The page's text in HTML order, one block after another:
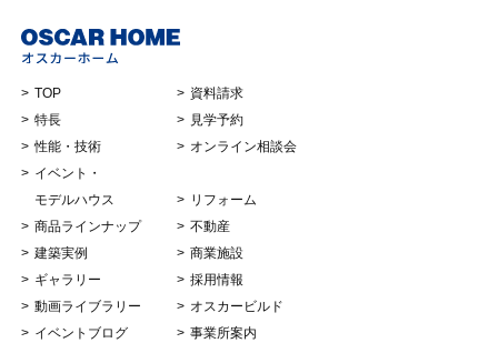
TOP
特長
性能・技術
イベント・
モデルハウス
商品ラインナップ
建築実例
ギャラリー
動画ライブラリー
イベントブログ
資料請求
見学予約
オンライン相談会
リフォーム
不動産
商業施設
採用情報
オスカービルド
事業所案内